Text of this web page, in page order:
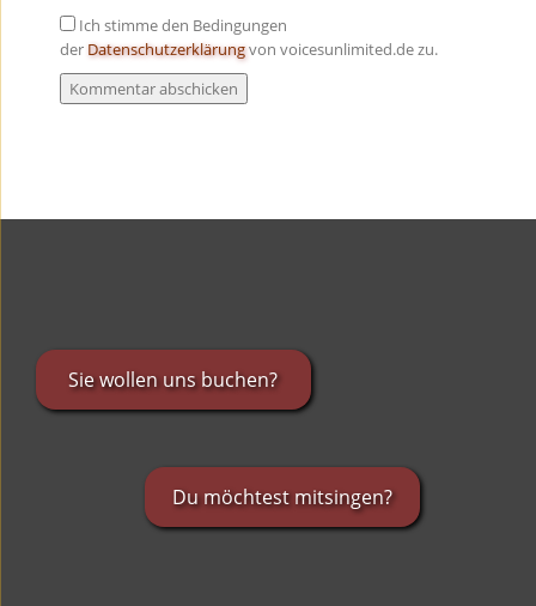
Ich stimme den Bedingungen
der Datenschutzerklärungvon voicesunlimited.de zu.
Sie wollen uns buchen?
Du möchtest mitsingen?